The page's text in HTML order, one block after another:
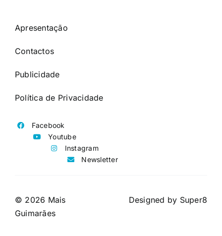
Apresentação
Contactos
Publicidade
Política de Privacidade
Facebook
Youtube
Instagram
Newsletter
© 2026 Mais
Guimarães
Designed by Super8